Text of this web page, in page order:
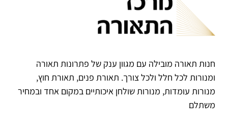
חנות תאורה מובילה עם מגוון ענק של פתרונות תאורה
ומנורות לכל חלל ולכל צורך. תאורת פנים, תאורת חוץ,
מנורות עומדות, מנורות שולחן איכותיים במקום אחד ובמחיר
משתלם